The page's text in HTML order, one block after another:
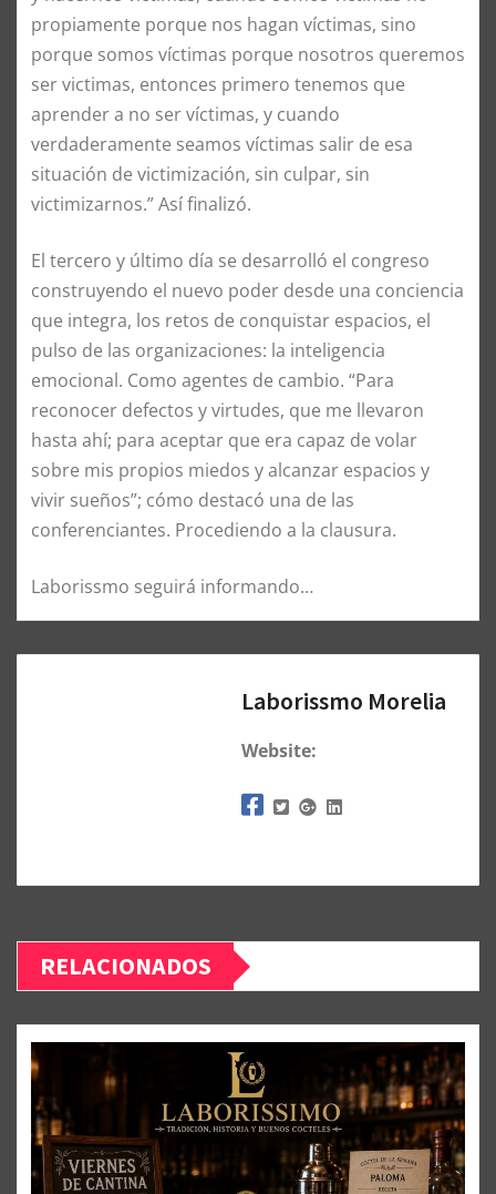
propiamente porque nos hagan víctimas, sino
porque somos víctimas porque nosotros queremos
ser victimas, entonces primero tenemos que
aprender a no ser víctimas, y cuando
verdaderamente seamos víctimas salir de esa
situación de victimización, sin culpar, sin
victimizarnos.” Así finalizó.
El tercero y último día se desarrolló el congreso
construyendo el nuevo poder desde una conciencia
que integra, los retos de conquistar espacios, el
pulso de las organizaciones: la inteligencia
emocional. Como agentes de cambio. “Para
reconocer defectos y virtudes, que me llevaron
hasta ahí; para aceptar que era capaz de volar
sobre mis propios miedos y alcanzar espacios y
vivir sueños”; cómo destacó una de las
conferenciantes. Procediendo a la clausura.
Laborissmo seguirá informando…
Laborissmo Morelia
Website:
RELACIONADOS